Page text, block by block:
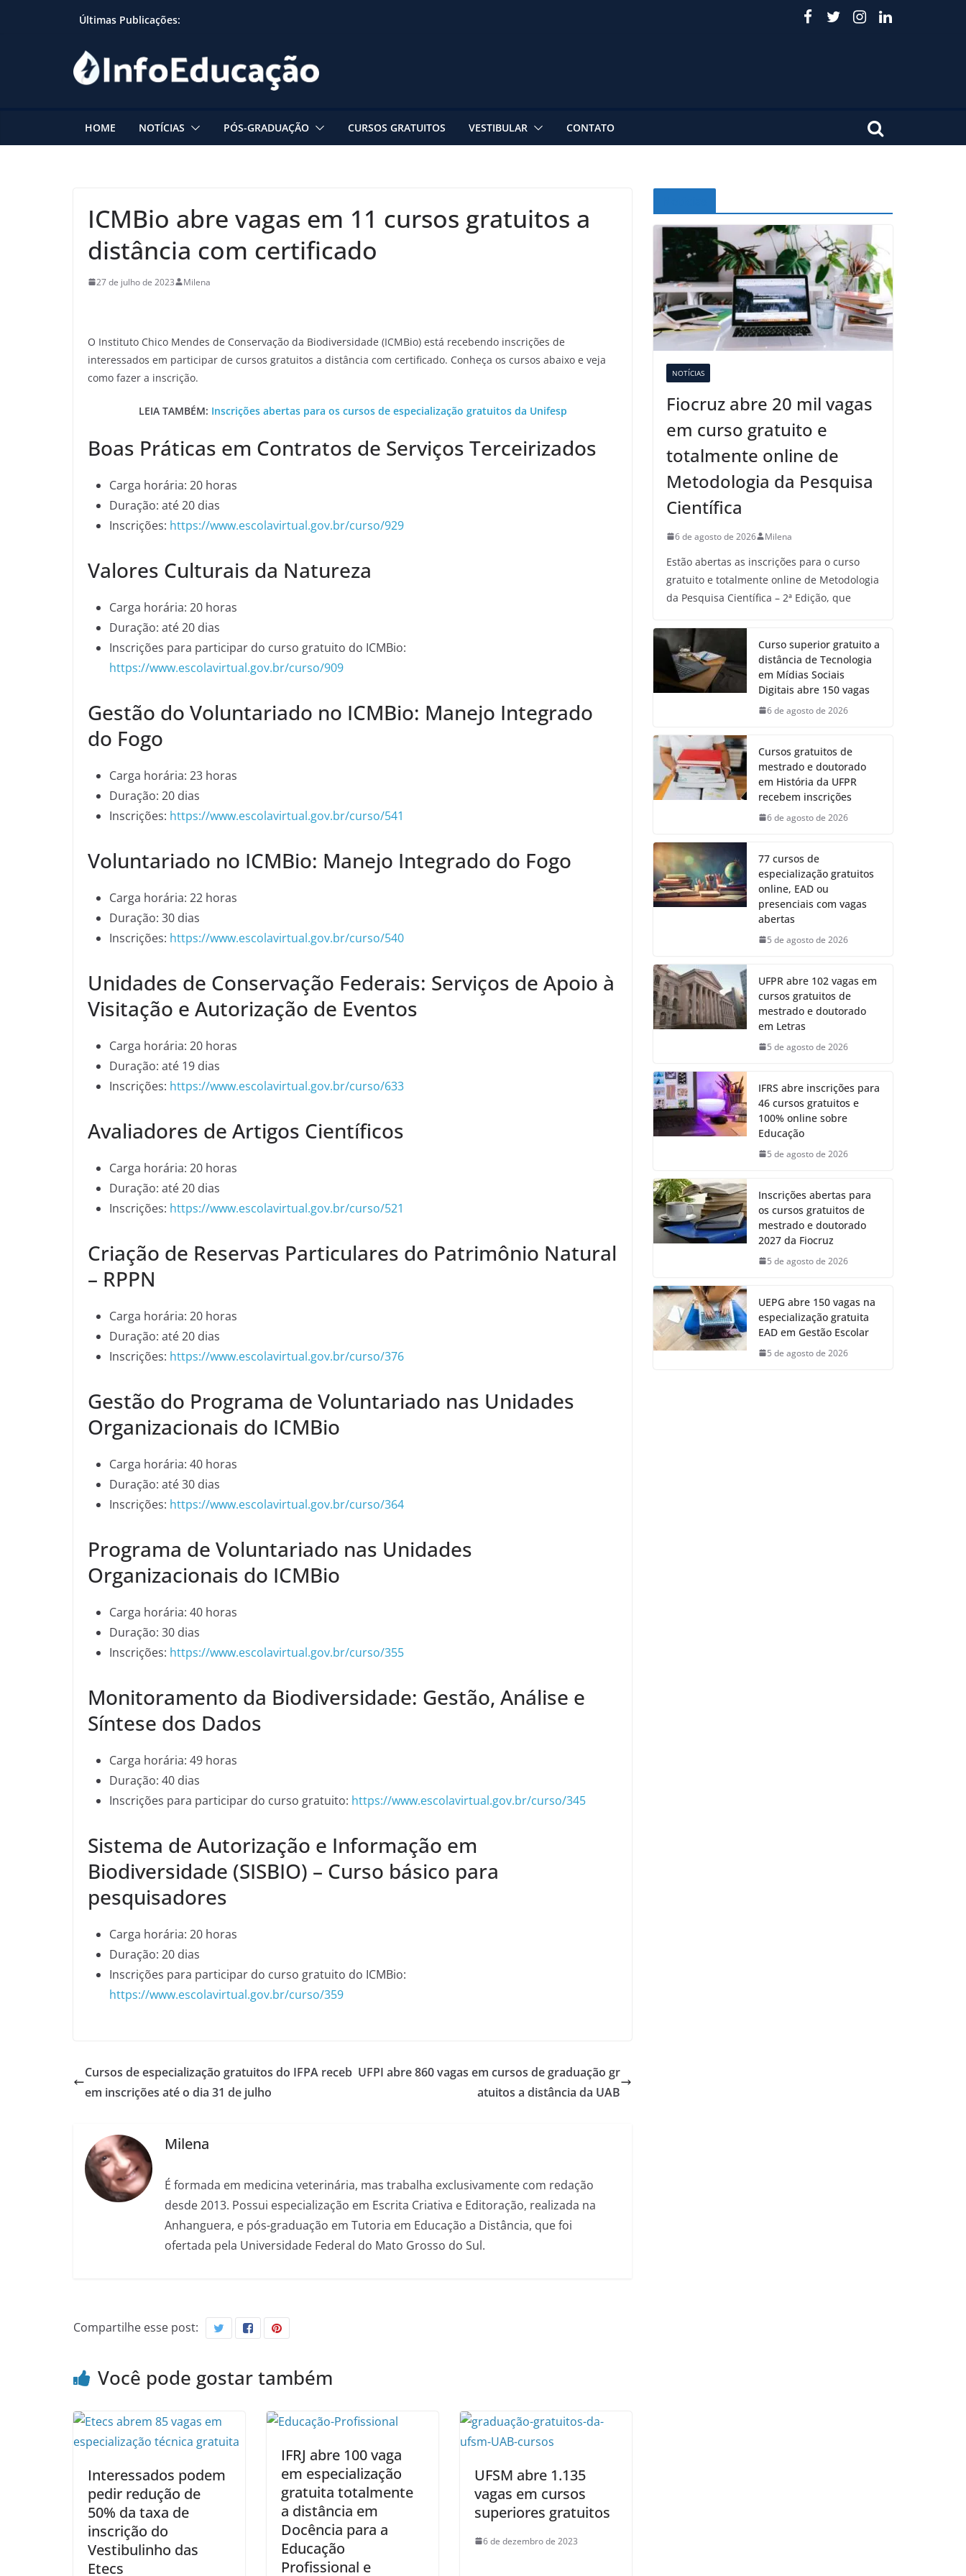
Últimas Publicações:
HOME NOTÍCIAS PÓS-GRADUAÇÃO CURSOS GRATUITOS VESTIBULAR CONTATO
ICMBio abre vagas em 11 cursos gratuitos a
distância com certificado
27 de julho de 2023 Milena
O Instituto Chico Mendes de Conservação da Biodiversidade (ICMBio) está recebendo inscrições de
interessados em participar de cursos gratuitos a distância com certificado. Conheça os cursos abaixo e veja
como fazer a inscrição.
LEIA TAMBÉM: Inscrições abertas para os cursos de especialização gratuitos da Unifesp
Boas Práticas em Contratos de Serviços Terceirizados
Carga horária: 20 horas
Duração: até 20 dias
Inscrições: https://www.escolavirtual.gov.br/curso/929
Valores Culturais da Natureza
Carga horária: 20 horas
Duração: até 20 dias
Inscrições para participar do curso gratuito do ICMBio:
https://www.escolavirtual.gov.br/curso/909
Gestão do Voluntariado no ICMBio: Manejo Integrado
do Fogo
Carga horária: 23 horas
Duração: 20 dias
Inscrições: https://www.escolavirtual.gov.br/curso/541
Voluntariado no ICMBio: Manejo Integrado do Fogo
Carga horária: 22 horas
Duração: 30 dias
Inscrições: https://www.escolavirtual.gov.br/curso/540
Unidades de Conservação Federais: Serviços de Apoio à
Visitação e Autorização de Eventos
Carga horária: 20 horas
Duração: até 19 dias
Inscrições: https://www.escolavirtual.gov.br/curso/633
Avaliadores de Artigos Científicos
Carga horária: 20 horas
Duração: até 20 dias
Inscrições: https://www.escolavirtual.gov.br/curso/521
Criação de Reservas Particulares do Patrimônio Natural
– RPPN
Carga horária: 20 horas
Duração: até 20 dias
Inscrições: https://www.escolavirtual.gov.br/curso/376
Gestão do Programa de Voluntariado nas Unidades
Organizacionais do ICMBio
Carga horária: 40 horas
Duração: até 30 dias
Inscrições: https://www.escolavirtual.gov.br/curso/364
Programa de Voluntariado nas Unidades
Organizacionais do ICMBio
Carga horária: 40 horas
Duração: 30 dias
Inscrições: https://www.escolavirtual.gov.br/curso/355
Monitoramento da Biodiversidade: Gestão, Análise e
Síntese dos Dados
Carga horária: 49 horas
Duração: 40 dias
Inscrições para participar do curso gratuito: https://www.escolavirtual.gov.br/curso/345
Sistema de Autorização e Informação em
Biodiversidade (SISBIO) – Curso básico para
pesquisadores
Carga horária: 20 horas
Duração: 20 dias
Inscrições para participar do curso gratuito do ICMBio:
https://www.escolavirtual.gov.br/curso/359
Cursos de especialização gratuitos do IFPA receb
em inscrições até o dia 31 de julho
UFPI abre 860 vagas em cursos de graduação gr
atuitos a distância da UAB
Milena
É formada em medicina veterinária, mas trabalha exclusivamente com redação
desde 2013. Possui especialização em Escrita Criativa e Editoração, realizada na
Anhanguera, e pós-graduação em Tutoria em Educação a Distância, que foi
ofertada pela Universidade Federal do Mato Grosso do Sul.
Compartilhe esse post:
Você pode gostar também
Interessados podem
pedir redução de
50% da taxa de
inscrição do
Vestibulinho das
Etecs
IFRJ abre 100 vaga
em especialização
gratuita totalmente
a distância em
Docência para a
Educação
Profissional e
UFSM abre 1.135
vagas em cursos
superiores gratuitos
6 de dezembro de 2023
NOTÍCIAS
Fiocruz abre 20 mil vagas
em curso gratuito e
totalmente online de
Metodologia da Pesquisa
Científica
6 de agosto de 2026 Milena
Estão abertas as inscrições para o curso
gratuito e totalmente online de Metodologia
da Pesquisa Científica – 2ª Edição, que
Curso superior gratuito a
distância de Tecnologia
em Mídias Sociais
Digitais abre 150 vagas
6 de agosto de 2026
Cursos gratuitos de
mestrado e doutorado
em História da UFPR
recebem inscrições
6 de agosto de 2026
77 cursos de
especialização gratuitos
online, EAD ou
presenciais com vagas
abertas
5 de agosto de 2026
UFPR abre 102 vagas em
cursos gratuitos de
mestrado e doutorado
em Letras
5 de agosto de 2026
IFRS abre inscrições para
46 cursos gratuitos e
100% online sobre
Educação
5 de agosto de 2026
Inscrições abertas para
os cursos gratuitos de
mestrado e doutorado
2027 da Fiocruz
5 de agosto de 2026
UEPG abre 150 vagas na
especialização gratuita
EAD em Gestão Escolar
5 de agosto de 2026